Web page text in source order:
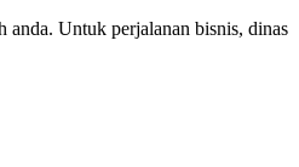
anda. Untuk perjalanan bisnis, dinas